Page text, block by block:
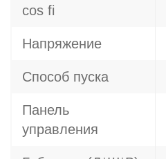
cos fi
Напряжение
Способ пуска
Панель
управления